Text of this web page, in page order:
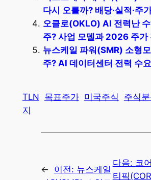
다시 오를까? 배당·실적·주
오클로(OKLO) AI 전력난
주? 사업 모델과 2026 주가
뉴스케일 파워(SMR) 소형
주? AI 데이터센터 전력 수
TLN 목표주가 미국주식 주식
지
← 이전: 뉴스케일
다음: 코
티픽